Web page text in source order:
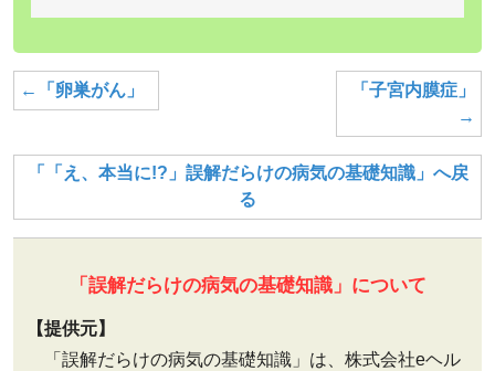
←「卵巣がん」
「子宮内膜症」
→
「「え、本当に!?」誤解だらけの病気の基礎知識」へ戻
る
「誤解だらけの病気の基礎知識」について
【提供元】
「誤解だらけの病気の基礎知識」は、株式会社eヘル